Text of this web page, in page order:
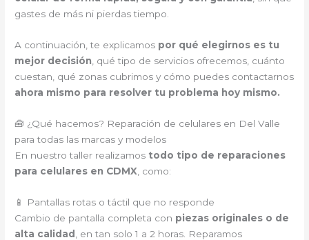
gastes de más ni pierdas tiempo.
A continuación, te explicamos por qué elegirnos es tu
mejor decisión , qué tipo de servicios ofrecemos, cuánto
cuestan, qué zonas cubrimos y cómo puedes contactarnos
ahora mismo para resolver tu problema hoy mismo.
🧰 ¿Qué hacemos? Reparación de celulares en Del Valle
para todas las marcas y modelos
En nuestro taller realizamos todo tipo de reparaciones
para celulares en CDMX , como:
📱 Pantallas rotas o táctil que no responde
Cambio de pantalla completa con piezas originales o de
alta calidad
, en tan solo 1 a 2 horas. Reparamos